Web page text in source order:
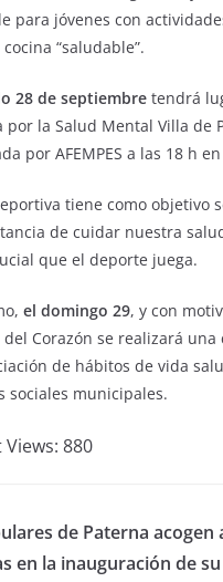
para jóvenes con
“saludable”.
28 de septiembre tendrá
por la Salud Mental Villa de
por AFEMPES a las 18 h
tiene como objetivo
de cuidar nuestra
que el deporte juega.
el domingo 29, y con
Corazón se realizará una
de hábitos de vida
sociales municipales.
Views: 880
de Paterna acogen
en la inauguración de